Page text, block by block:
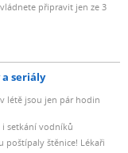
připravit jen ze 3
seriály
létě jsou jen pár hodin
setkání vodníků
poštípaly štěnice! Lékaři